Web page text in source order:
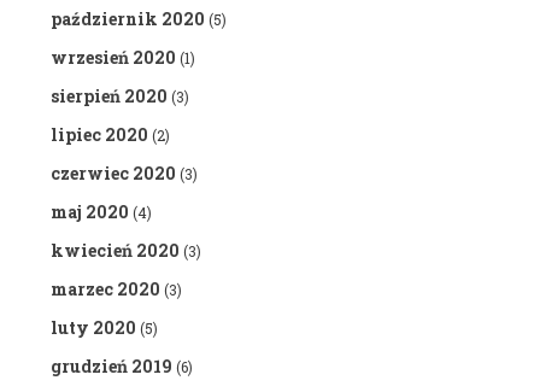
październik 2020 (5)
wrzesień 2020 (1)
sierpień 2020 (3)
lipiec 2020 (2)
czerwiec 2020 (3)
maj 2020 (4)
kwiecień 2020 (3)
marzec 2020 (3)
luty 2020 (5)
grudzień 2019 (6)